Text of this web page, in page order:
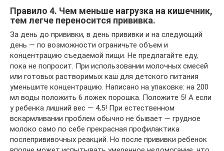
Правило 4. Чем меньше нагрузка на кишечник,
тем легче переносится прививка.
За день до прививки, в день прививки и на следующий
день — по возможности ограничьте объем и
концентрацию съедаемой пищи. Не предлагайте еду,
пока не попросит. При использовании молочных смесей
или готовых растворимых каш для детского питания
уменьшите концентрацию. Написано на упаковке: на 200
мл воды положить 6 ложек порошка. Положите 5! А если
у ребенка лишний вес — 4,5! При естественном
вскармливании проблем обычно не бывает — грудное
молоко само по себе прекрасная профилактика
послепрививочных реакций. Но после прививки ребенок